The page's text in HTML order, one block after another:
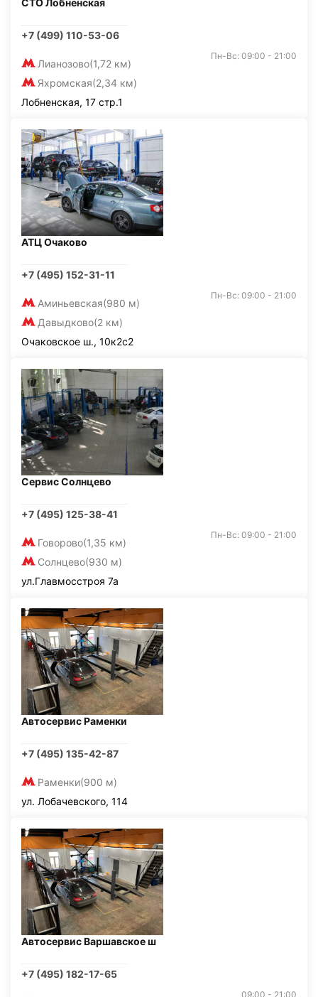
СТО Лобненская
+7 (499) 110-53-06
Лианозово(1,72 км)
Яхромская(2,34 км)
Пн-Вс: 09:00 - 21:00
Лобненская, 17 стр.1
АТЦ Очаково
+7 (495) 152-31-11
Аминьевская(980 м)
Давыдково(2 км)
Пн-Вс: 09:00 - 21:00
Очаковское ш., 10к2с2
Сервис Солнцево
+7 (495) 125-38-41
Говорово(1,35 км)
Солнцево(930 м)
Пн-Вс: 09:00 - 21:00
ул.Главмосстроя 7а
Автосервис Раменки
+7 (495) 135-42-87
Раменки(900 м)
ул. Лобачевского, 114
Автосервис Варшавское ш
+7 (495) 182-17-65
09:00 - 21:00